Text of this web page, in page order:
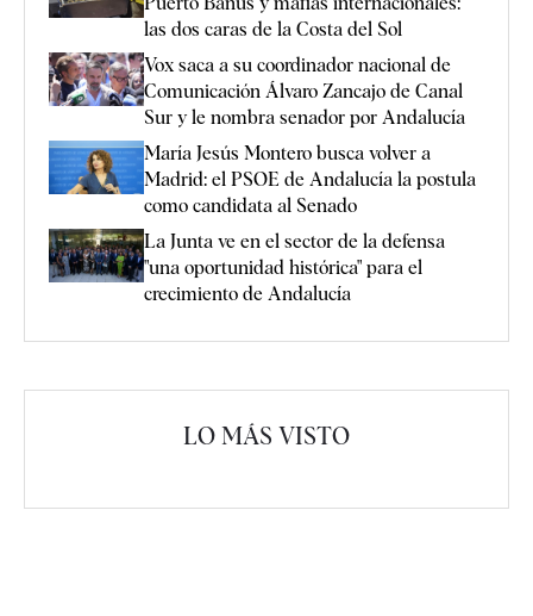
las dos caras de la Costa del Sol
Vox saca a su coordinador nacional de
Comunicación Álvaro Zancajo de Canal
Sur y le nombra senador por Andalucía
María Jesús Montero busca volver a
Madrid: el PSOE de Andalucía la postula
como candidata al Senado
La Junta ve en el sector de la defensa
"una oportunidad histórica" para el
crecimiento de Andalucía
LO MÁS VISTO